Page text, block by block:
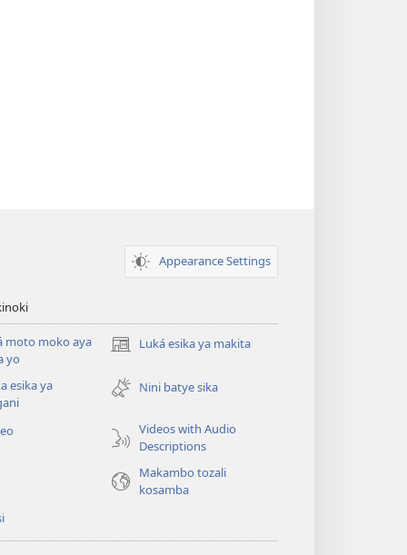
Appearance Settings
moto moko aya
yo
Luká esika ya makita
(fungolá
mosusu)
esika ya
Nini batye sika
Videos with Audio
Descriptions
Makambo tozali
kosamba